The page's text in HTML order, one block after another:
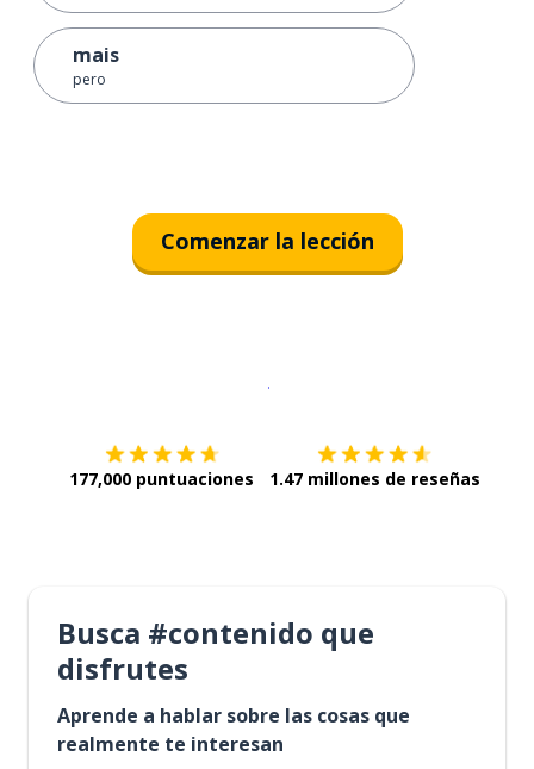
mais
pero
Comenzar la lección
177,000 puntuaciones 1.47 millones de reseñas
Busca #contenido que
disfrutes
Aprende a hablar sobre las cosas que
realmente te interesan